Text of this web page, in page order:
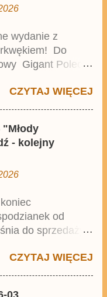
wydanie z
Do
Gigant Poleca
stronicowy tom z
go także
. Za
Jacek
jest
Taschenbuch
, który trafił do
2025 roku.
CZYTAJ WIĘCEJ
- kolejny
od
do sprzedaży
Jednak wbrew
CZYTAJ WIĘCEJ
03